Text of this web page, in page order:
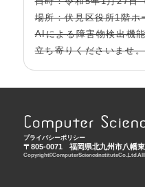
場所：伏見区役所1階
AIによる障害物検出機
立ち寄りくださいませ。
プライバシーポリシー
〒805-0071 福岡県北九州市八幡
Copyright © Computer Science Institute Co., Ltd.